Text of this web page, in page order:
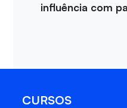
influência com
CURSOS